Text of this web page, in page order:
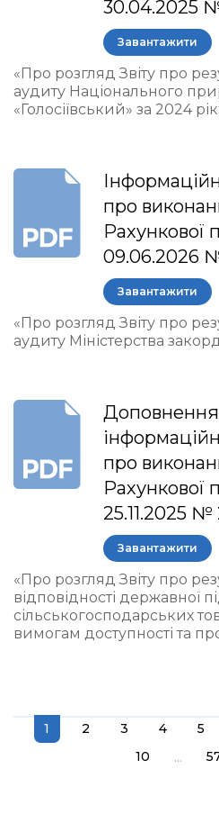
30.04.2025
Завантажити
«Про розгляд Звіту про
аудиту Національного
«Голосіївський» за 2024
про
Рахункової
09.06.2026
Завантажити
«Про розгляд Звіту про
аудиту Міністерства
про
Рахункової
25.11.2025 №
Завантажити
«Про розгляд Звіту про
відповідності державної
сільськогосподарських
вимогам доступності та
1 2 3 4 5
10
...